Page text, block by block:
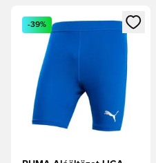
Megnyit egy modált a
-39%